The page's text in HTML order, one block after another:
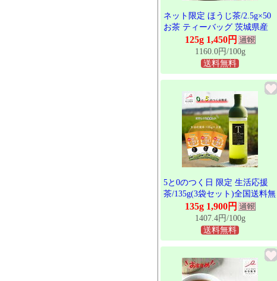
ネット限定 ほうじ茶/2.5g×50
お茶 ティーバッグ 茨城県産
松田製茶 猿島茶 日本茶インス
トラクター監修 ブラックアー
チ農法 体から温まる これから
の季節に TBG-056
125g 1,450円
1160.0円/100g
送料無料
5と0のつく日 限定 生活応援
茶/135g(3袋セット)全国送料無
料 お茶 緑茶 日本茶 茨城県産
猿島茶 さしま茶 松田製茶 日
本茶インストラクターがブラ
ックアーチ農法でつくりまし
た お試しください クリックポ
スト SET-021
135g 1,900円
1407.4円/100g
送料無料